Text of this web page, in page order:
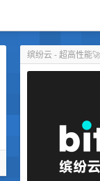
缤纷云 - 超高性能